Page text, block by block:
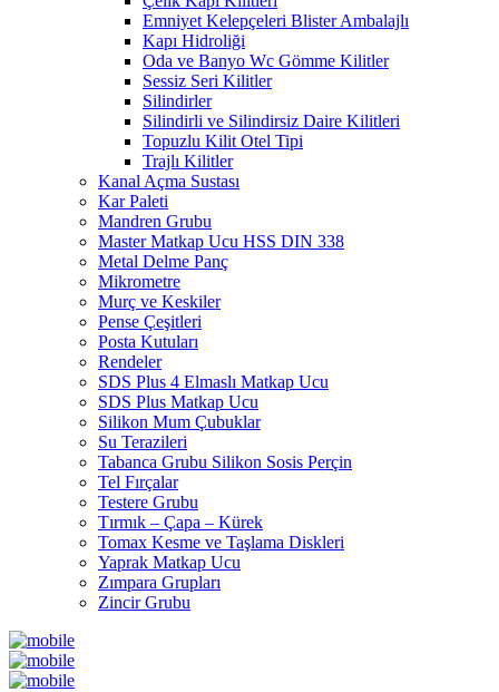
Emniyet Kelepçeleri Blister Ambalajlı
Kapı Hidroliği
Oda ve Banyo Wc Gömme Kilitler
Sessiz Seri Kilitler
Silindirler
Silindirli ve Silindirsiz Daire Kilitleri
Topuzlu Kilit Otel Tipi
Trajlı Kilitler
Kanal Açma Sustası
Kar Paleti
Mandren Grubu
Master Matkap Ucu HSS DIN 338
Metal Delme Panç
Mikrometre
Murç ve Keskiler
Pense Çeşitleri
Posta Kutuları
Rendeler
SDS Plus 4 Elmaslı Matkap Ucu
SDS Plus Matkap Ucu
Silikon Mum Çubuklar
Su Terazileri
Tabanca Grubu Silikon Sosis Perçin
Tel Fırçalar
Testere Grubu
Tırmık – Çapa – Kürek
Tomax Kesme ve Taşlama Diskleri
Yaprak Matkap Ucu
Zımpara Grupları
Zincir Grubu